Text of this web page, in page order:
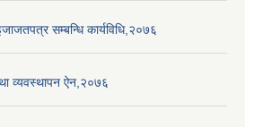
सम्बन्धि कार्यविधि,२०७६
व्यवस्थापन ऐन,२०७६